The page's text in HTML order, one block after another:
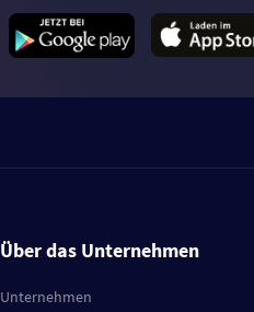
Über das Unternehmen
Unternehmen